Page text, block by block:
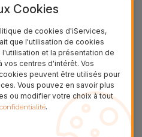
qu'avec le modèle le
avec coques en
iPhone ont une
qualité, avec une
pour éviter au
Cookies
de cookies d'iServices,
que l'utilisation de cookies
et la présentation de
centres d'intérêt. Vos
peuvent être utilisés pour
Vous pouvez en savoir plus
ou modifier votre choix à tout
.